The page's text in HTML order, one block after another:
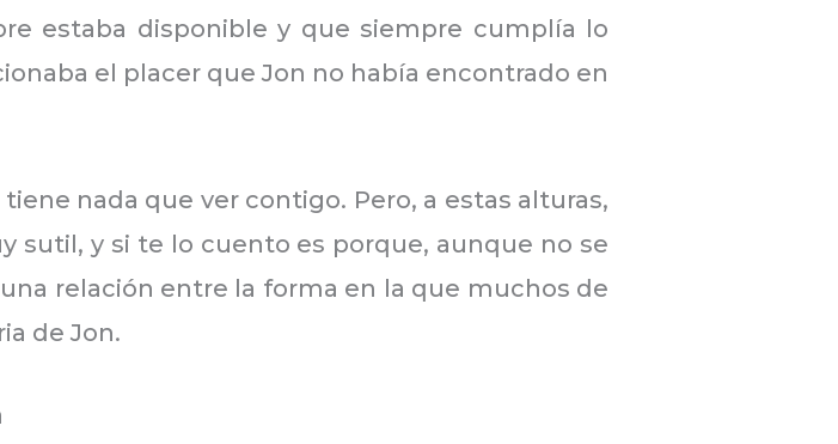
estaba disponible y que siempre cumplía lo
el placer que Jon no había encontrado en
nada que ver contigo. Pero, a estas alturas,
sutil, y si te lo cuento es porque, aunque no se
relación entre la forma en la que muchos de
de Jon.